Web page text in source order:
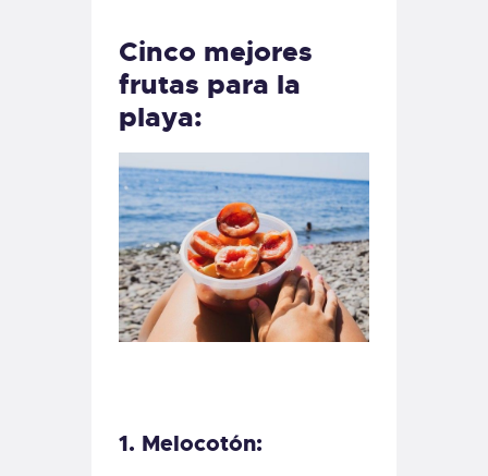
Cinco mejores
frutas para la
playa:
1. Melocotón: